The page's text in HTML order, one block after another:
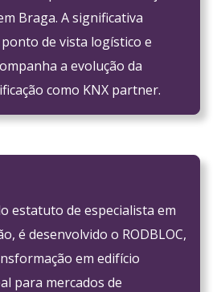
Braga. A significativa
de vista logístico e
a evolução da
como KNX partner.
estatuto de especialista em
é desenvolvido o RODBLOC,
em edifício
para mercados de